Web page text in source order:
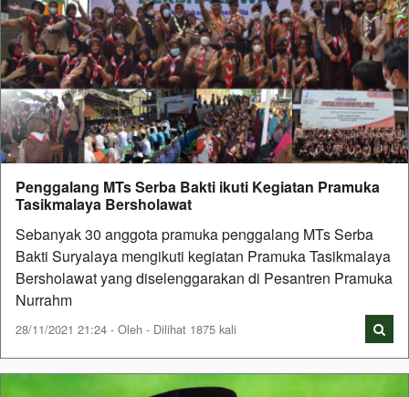
Penggalang MTs Serba Bakti ikuti Kegiatan Pramuka
Tasikmalaya Bersholawat
Sebanyak 30 anggota pramuka penggalang MTs Serba
Bakti Suryalaya mengikuti kegiatan Pramuka Tasikmalaya
Bersholawat yang diselenggarakan di Pesantren Pramuka
Nurrahm
28/11/2021 21:24 - Oleh - Dilihat 1875 kali